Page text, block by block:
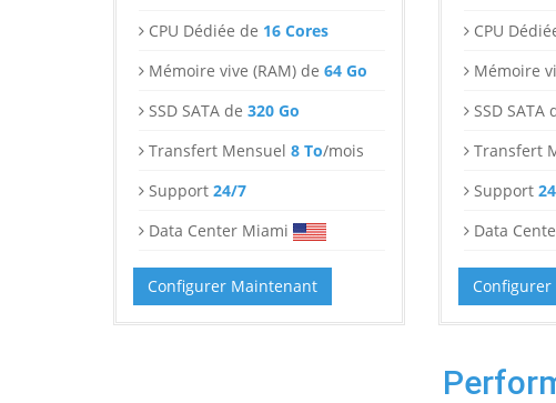
CPU Dédiée de 16 Cores
Mémoire vive (RAM) de 64 Go
SSD SATA de 320 Go
Transfert Mensuel 8 To/mois
Support 24/7
Data Center Miami
Configurer Maintenant
CPU
Mémoire
SSD SATA
Transfert
Support
Data